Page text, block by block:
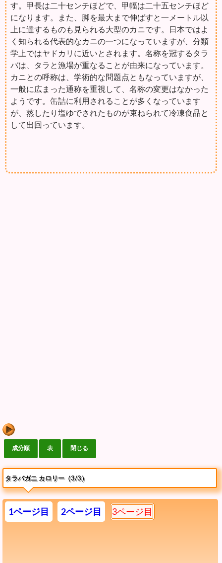
す。甲長は二十センチほどで、甲幅は二十五センチほど
になります。また、脚を最大まで伸ばすと一メートル以
上に達するものも見られる大型のカニです。日本ではよ
く知られる代表的なカニの一つになっていますが、分類
学上ではヤドカリに近いとされます。名称を冠するタラ
バは、タラと漁場が重なることが由来になっています。
カニとの呼称は、学術的な問題点ともなっていますが、
一般に広まった通称を重視して、名称の変更はなかった
ようです。缶詰に利用されることが多くなっています
が、蒸したり塩ゆでされたものが束ねられて冷凍食品と
して出回っています。
タラバガニ カロリー（3/3）
1ページ目 2ページ目 3ページ目